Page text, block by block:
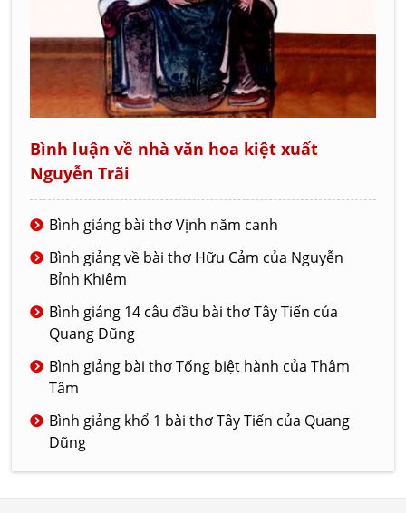
Bình luận về nhà văn hoa kiệt xuất
Nguyễn Trãi
Bình giảng bài thơ Vịnh năm canh
Bình giảng về bài thơ Hữu Cảm của Nguyễn
Bỉnh Khiêm
Bình giảng 14 câu đầu bài thơ Tây Tiến của
Quang Dũng
Bình giảng bài thơ Tống biệt hành của Thâm
Tâm
Bình giảng khổ 1 bài thơ Tây Tiến của Quang
Dũng